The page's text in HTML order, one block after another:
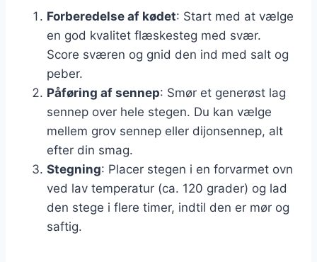
Forberedelse af kødet: Start med at vælge
en god kvalitet flæskesteg med svær.
Score sværen og gnid den ind med salt og
peber.
Påføring af sennep: Smør et generøst lag
sennep over hele stegen. Du kan vælge
mellem grov sennep eller dijonsennep, alt
efter din smag.
Stegning: Placer stegen i en forvarmet ovn
ved lav temperatur (ca. 120 grader) og lad
den stege i flere timer, indtil den er mør og
saftig.